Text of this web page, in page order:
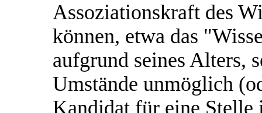
Assoziationskraft des
können, etwa das
aufgrund seines Alters,
Umstände unmöglich
Kandidat für eine Stelle